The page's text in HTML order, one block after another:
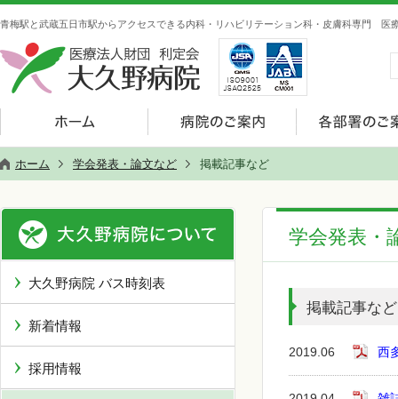
青梅駅と武蔵五日市駅からアクセスできる内科・リハビリテーション科・皮膚科専門 医
ホーム 学会発表・論文など 掲載記事など
学会発表・
掲載記事など
2019.06 西
大久野病院 バス時刻表
新着情報
採用情報